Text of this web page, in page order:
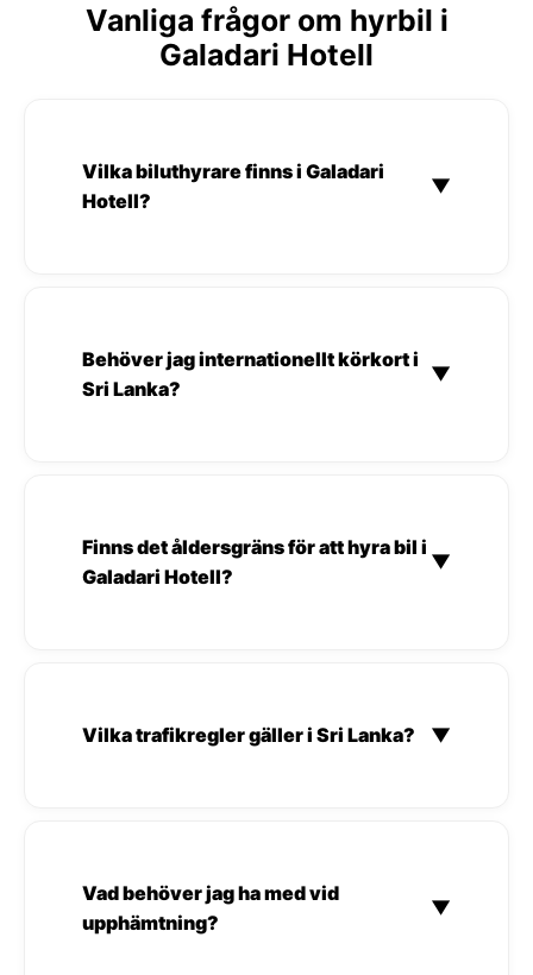
Vanliga frågor om hyrbil i
Galadari Hotell
Vilka biluthyrare finns i Galadari
Hotell?
▼
Behöver jag internationellt körkort i
Sri Lanka?
▼
Finns det åldersgräns för att hyra bil i
Galadari Hotell?
▼
Vilka trafikregler gäller i Sri Lanka? ▼
Vad behöver jag ha med vid
upphämtning?
▼